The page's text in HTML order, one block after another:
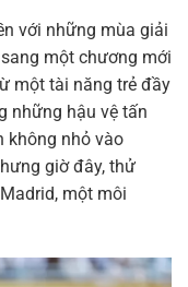
với những mùa giải
một chương mới
một tài năng trẻ đầy
những hậu vệ tấn
không nhỏ vào
giờ đây, thử
một môi